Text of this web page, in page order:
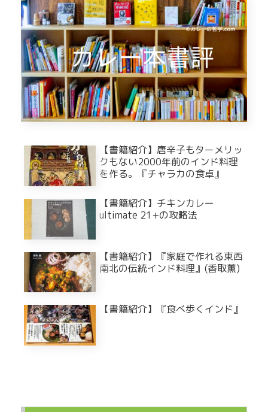
【書籍紹介】唐辛子もターメリッ
クもない2000年前のインド料理
を作る。『チャラカの食卓』
【書籍紹介】チキンカレー
ultimate 21+の攻略法
【書籍紹介】『家庭で作れる東西
南北の伝統インド料理』(香取薫)
【書籍紹介】『食べ歩くインド』